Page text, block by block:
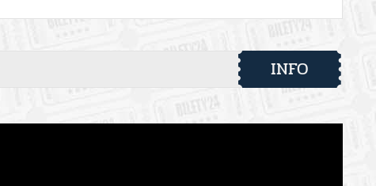
INFO